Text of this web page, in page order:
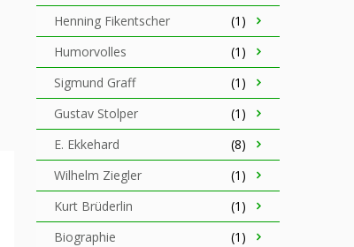
Henning Fikentscher
(1)
Humorvolles
(1)
Sigmund Graff
(1)
Gustav Stolper
(1)
E. Ekkehard
(8)
Wilhelm Ziegler
(1)
Kurt Brüderlin
(1)
Biographie
(1)